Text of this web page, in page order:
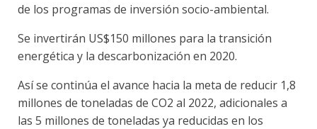
de los programas de inversión socio-ambiental.
Se invertirán US$150 millones para la transición
energética y la descarbonización en 2020.
Así se continúa el avance hacia la meta de reducir 1,8
millones de toneladas de CO2 al 2022, adicionales a
las 5 millones de toneladas ya reducidas en los